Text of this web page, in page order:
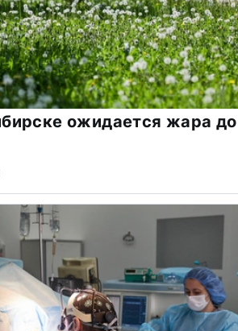
ожидается жара до